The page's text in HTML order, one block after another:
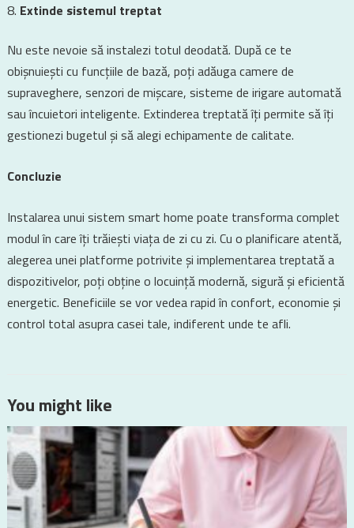
Extinde sistemul treptat
Nu este nevoie să instalezi totul deodată. După ce te
obișnuiești cu funcțiile de bază, poți adăuga camere de
supraveghere, senzori de mișcare, sisteme de irigare automată
sau încuietori inteligente. Extinderea treptată îți permite să îți
gestionezi bugetul și să alegi echipamente de calitate.
Concluzie
Instalarea unui sistem smart home poate transforma complet
modul în care îți trăiești viața de zi cu zi. Cu o planificare atentă,
alegerea unei platforme potrivite și implementarea treptată a
dispozitivelor, poți obține o locuință modernă, sigură și eficientă
energetic. Beneficiile se vor vedea rapid în confort, economie și
control total asupra casei tale, indiferent unde te afli.
You might like